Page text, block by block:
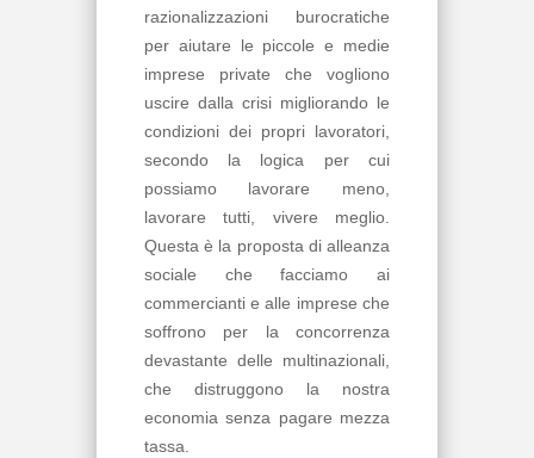
razionalizzazioni burocratiche
per aiutare le piccole e medie
imprese private che vogliono
uscire dalla crisi migliorando le
condizioni dei propri lavoratori,
secondo la logica per cui
possiamo lavorare meno,
lavorare tutti, vivere meglio.
Questa è la proposta di alleanza
sociale che facciamo ai
commercianti e alle imprese che
soffrono per la concorrenza
devastante delle multinazionali,
che distruggono la nostra
economia senza pagare mezza
tassa.